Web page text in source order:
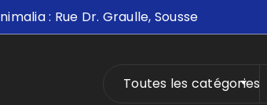
: Rue Dr. Graulle, Sousse
Toutes les catégories